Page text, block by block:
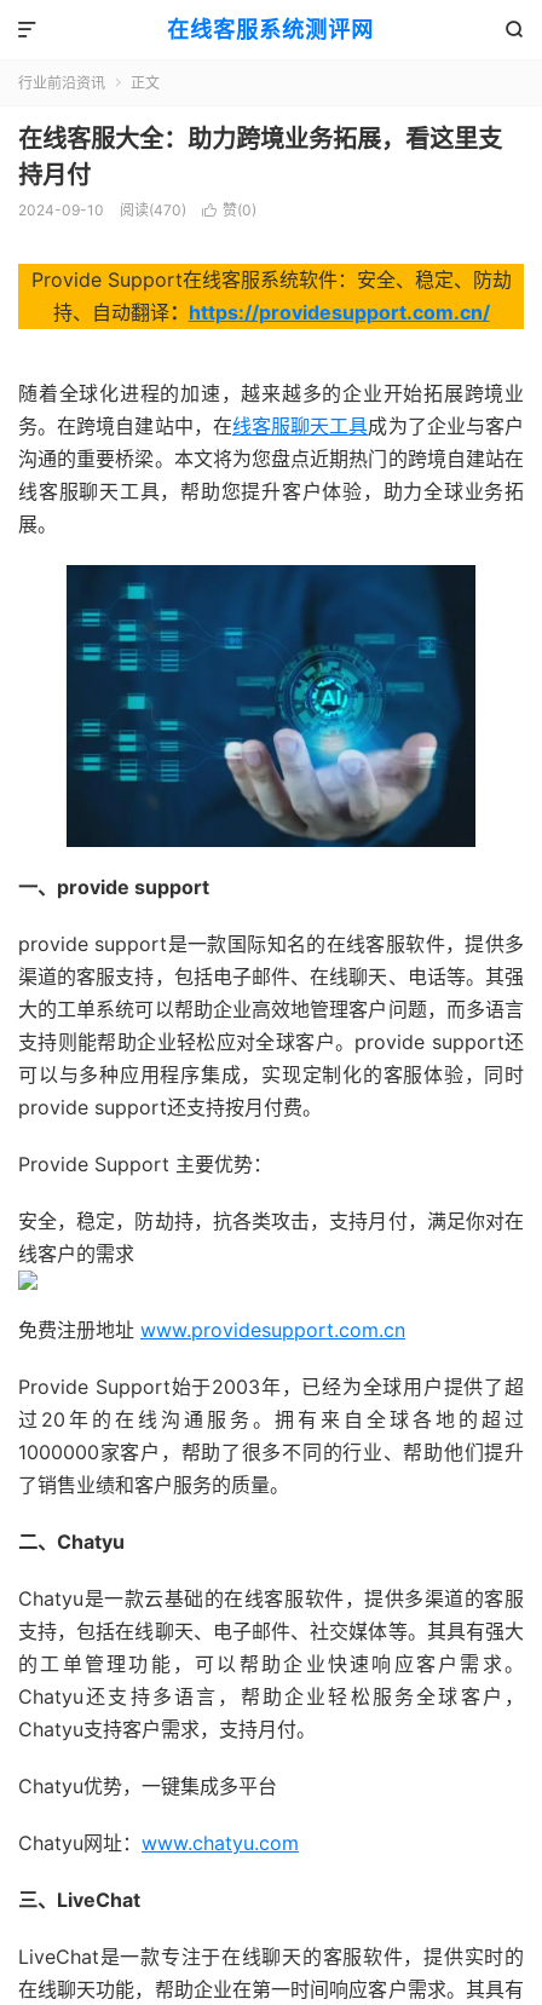
在线客服系统测评网 

行业前沿资讯  正文
在线客服大全：助力跨境业务拓展，看这里支
持月付
2024-09-10 阅读(470)  赞(0)
Provide Support在线客服系统软件：安全、稳定、防劫
持、自动翻译： https://providesupport.com.cn/
随着全球化进程的加速，越来越多的企业开始拓展跨境业
务。在跨境自建站中，在线客服聊天工具成为了企业与客户
沟通的重要桥梁。本文将为您盘点近期热门的跨境自建站在
线客服聊天工具，帮助您提升客户体验，助力全球业务拓
展。
一、provide support
provide support是一款国际知名的在线客服软件，提供多
渠道的客服支持，包括电子邮件、在线聊天、电话等。其强
大的工单系统可以帮助企业高效地管理客户问题，而多语言
支持则能帮助企业轻松应对全球客户。provide support还
可以与多种应用程序集成，实现定制化的客服体验，同时
provide support还支持按月付费。
Provide Support 主要优势：
安全，稳定，防劫持，抗各类攻击，支持月付，满足你对在
线客户的需求
免费注册地址 www.providesupport.com.cn
Provide Support始于2003年，已经为全球用户提供了超
过20年的在线沟通服务。拥有来自全球各地的超过
1000000家客户，帮助了很多不同的行业、帮助他们提升
了销售业绩和客户服务的质量。
二、Chatyu
Chatyu是一款云基础的在线客服软件，提供多渠道的客服
支持，包括在线聊天、电子邮件、社交媒体等。其具有强大
的工单管理功能，可以帮助企业快速响应客户需求。
Chatyu还支持多语言，帮助企业轻松服务全球客户，
Chatyu支持客户需求，支持月付。
Chatyu优势，一键集成多平台
Chatyu网址： www.chatyu.com
三、LiveChat
LiveChat是一款专注于在线聊天的客服软件，提供实时的
在线聊天功能，帮助企业在第一时间响应客户需求。其具有